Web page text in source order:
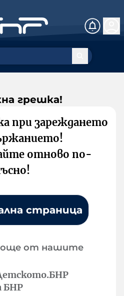
грешка!
при зареждането
отново по-
страница
още от нашите
БНР